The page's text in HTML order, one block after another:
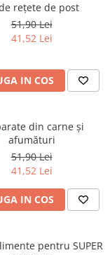
rețete de post
51,90 Lei
41,52 Lei
IN COS
din carne și
afumături
51,90 Lei
41,52 Lei
IN COS
pentru SUPER